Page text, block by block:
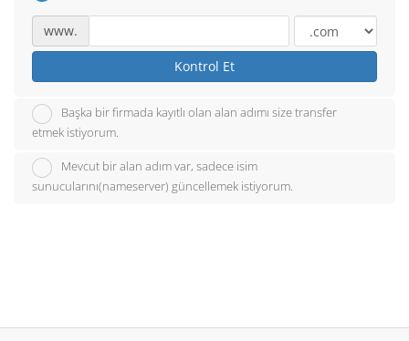
www.
Kontrol Et
Başka bir firmada kayıtlı olan alan adımı size transfer
etmek istiyorum.
Mevcut bir alan adım var, sadece isim
sunucularını(nameserver) güncellemek istiyorum.